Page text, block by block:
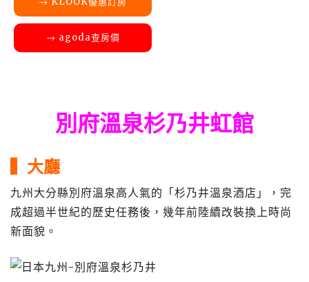
→ agoda查房價
別府溫泉杉乃井虹館
▍大廳
九州大分縣別府溫泉高人氣的「杉乃井溫泉酒店」，完
成超過半世紀的歷史任務後，幾年前陸續改裝換上時尚
新面貌。